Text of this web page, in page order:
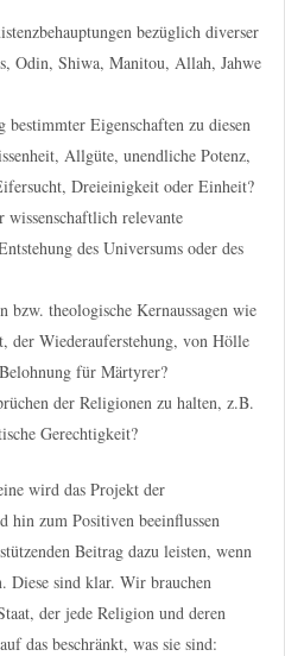
bezüglich diverser
Odin, Shiwa, Manitou, Allah, Jahwe
bestimmter Eigenschaften zu diesen
Allgüte, unendliche Potenz,
Dreieinigkeit oder Einheit?
relevante
des Universums oder des
bzw. theologische Kernaussagen wie
der Wiederauferstehung, von Hölle
für Märtyrer?
der Religionen zu halten, z.B.
Gerechtigkeit?
wird das Projekt der
hin zum Positiven beeinflussen
Beitrag dazu leisten, wenn
Diese sind klar. Wir brauchen
der jede Religion und deren
das beschränkt, was sie sind: